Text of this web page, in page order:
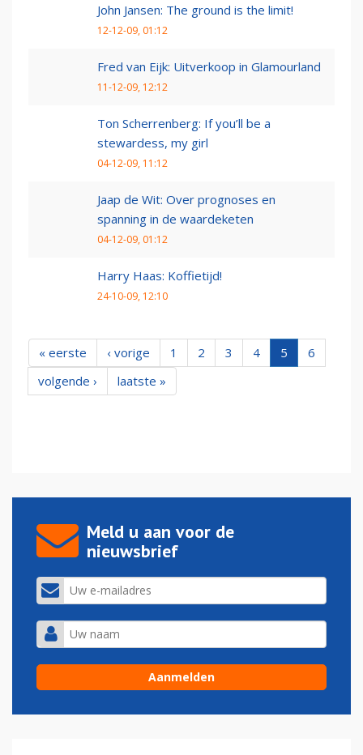
John Jansen: The ground is the limit!
12-12-09, 01:12
Fred van Eijk: Uitverkoop in Glamourland
11-12-09, 12:12
Ton Scherrenberg: If you’ll be a
stewardess, my girl
04-12-09, 11:12
Jaap de Wit: Over prognoses en
spanning in de waardeketen
04-12-09, 01:12
Harry Haas: Koffietijd!
24-10-09, 12:10
« eerste ‹ vorige 1 2 3 4 5
6
volgende ›
laatste »
Meld u aan voor de
nieuwsbrief